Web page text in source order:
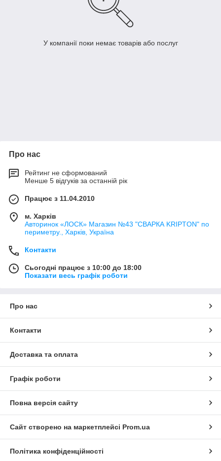
У компанії поки немає товарів або послуг
Про нас
Рейтинг не сформований
Менше 5 відгуків за останній рік
Працює з 11.04.2010
м. Харків
Авторинок «ЛОСК» Магазин №43 "СВАРКА KRIPTON" по
периметру., Харків, Україна
Контакти
Сьогодні працює з 10:00 до 18:00
Показати весь графік роботи
Про нас
Контакти
Доставка та оплата
Графік роботи
Повна версія сайту
Сайт створено на маркетплейсі Prom.ua
Політика конфіденційності